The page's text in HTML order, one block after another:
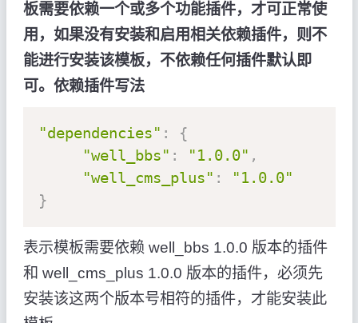
板需要依赖一个或多个功能插件，才可正常使
用，如果没有安装和启用相关依赖插件，则不
能进行安装该模板，不依赖任何插件默认即
可。依赖插件写法
"dependencies" :
{
"well_bbs" : "1.0.0" ,
"well_cms_plus" :
"1.0.0"
}
表示模板需要依赖 well_bbs 1.0.0 版本的插件
和 well_cms_plus 1.0.0 版本的插件，必须先
安装该这两个版本号相符的插件，才能安装此